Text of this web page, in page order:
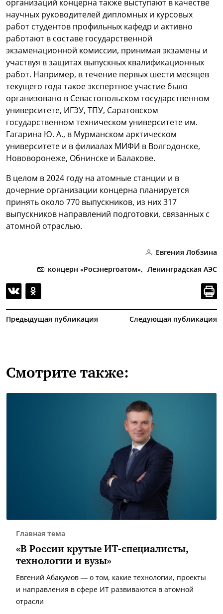
организаций концерна также выступают в качестве
научных руководителей дипломных и курсовых
работ студентов профильных кафедр и активно
работают в составе государственной
экзаменационной комиссии, принимая экзамены и
участвуя в защитах выпускных квалификационных
работ. Например, в течение первых шести месяцев
текущего года такое экспертное участие было
организовано в Севастопольском государственном
университете, ИГЭУ, ТПУ, Саратовском
государственном техническом университете им.
Гагарина Ю. А., в Мурманском арктическом
университете и в филиалах МИФИ в Волгодонске,
Нововоронеже, Обнинске и Балакове.
В целом в 2024 году на атомные станции и в
дочерние организации концерна планируется
принять около 770 выпускников, из них 317
выпускников направлений подготовки, связанных с
атомной отраслью.
Евгения Лобзина
концерн «Росэнергоатом», Ленинградская АЭС
Предыдущая публикация Следующая публикация
Смотрите также:
Главная тема
«В России крутые ИТ-специалисты,
технологии и вузы»
Евгений Абакумов — о том, какие технологии, проекты
и направления в сфере ИТ развиваются в атомной
отрасли